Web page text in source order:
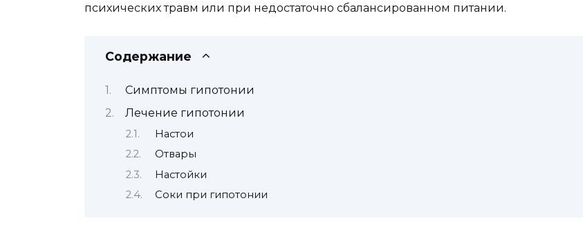
психических травм или при недостаточно сбалансированном питании.
Содержание
Симптомы гипотонии
Лечение гипотонии
Настои
Отвары
Настойки
Соки при гипотонии